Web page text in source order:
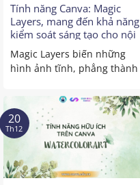
Tính năng Canva: Magic
Layers, mang đến khả năng
kiểm soát sáng tạo cho nội
dung AI
Magic Layers biến những
hình ảnh tĩnh, phẳng thành
20
Th12